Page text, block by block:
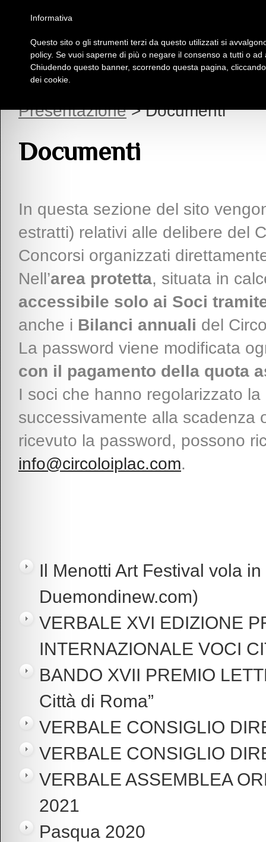
Insieme Per La Cultura
Presentazione> Documenti
Documenti
In questa sezione del sito
estratti) relativi alle delibere del
Concorsi organizzati
Nell’area protetta, situata in
accessibile solo ai Soci
anche i Bilanci annuali del
La password viene modificata
con il pagamento della quota
I soci che hanno regolarizzato
successivamente alla scadenza
ricevuto la password, possono
info@circoloiplac.com.
Il Menotti Art Festival vola
Duemondinew.com)
VERBALE XVI EDIZIONE
INTERNAZIONALE VOCI
BANDO XVII PREMIO
Città di Roma”
VERBALE CONSIGLIO
VERBALE CONSIGLIO
VERBALE ASSEMBLEA
2021
Pasqua 2020
Informativa
Questo sito o gli strumenti terzi da questo utilizzati si
policy. Se vuoi saperne di più o negare il consenso a tutti o
Chiudendo questo banner, scorrendo questa pagina,
dei cookie.